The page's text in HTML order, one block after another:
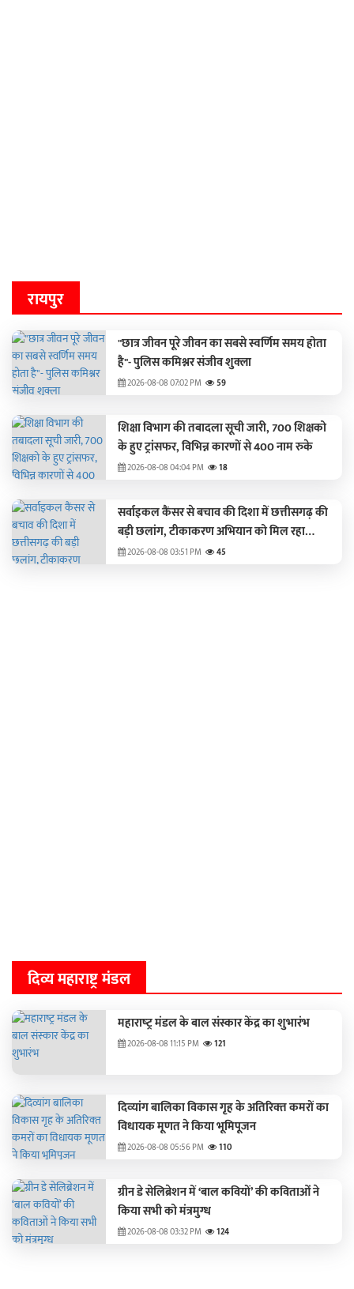
रायपुर
"छात्र जीवन पूरे जीवन का सबसे स्वर्णिम समय होता
है"- पुलिस कमिश्नर संजीव शुक्ला
2026-08-08 07:02 PM 59
शिक्षा विभाग की तबादला सूची जारी, 700 शिक्षको
के हुए ट्रांसफर, विभिन्न कारणों से 400 नाम रुके
2026-08-08 04:04 PM 18
सर्वाइकल कैंसर से बचाव की दिशा में छत्तीसगढ़ की
बड़ी छलांग, टीकाकरण अभियान को मिल रहा
जनसमर्थन
2026-08-08 03:51 PM 45
दिव्य महाराष्ट्र मंडल
महाराष्‍ट्र मंडल के बाल संस्‍कार केंद्र का शुभारंभ
2026-08-08 11:15 PM 121
दिव्‍यांग बालिका विकास गृह के अतिरिक्‍त कमरों का
विधायक मूणत ने किया भूमिपूजन
2026-08-08 05:56 PM 110
ग्रीन डे सेलिब्रेशन में ‘बाल कवियों’ की कविताओं ने
किया सभी को मंत्रमुग्ध
2026-08-08 03:32 PM 124